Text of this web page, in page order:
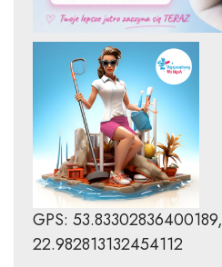
GPS: 53.83302836400189,
22.982813132454112